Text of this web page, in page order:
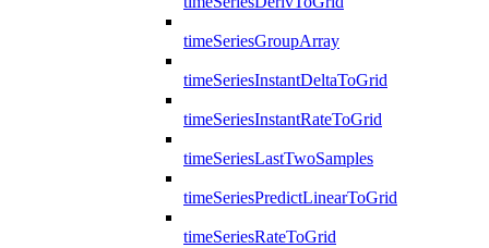
timeSeriesGroupArray
timeSeriesInstantDeltaToGrid
timeSeriesInstantRateToGrid
timeSeriesLastTwoSamples
timeSeriesPredictLinearToGrid
timeSeriesRateToGrid